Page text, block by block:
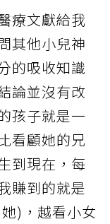
療文獻給我
其他小兒神
的吸收知識
論並沒有改
孩子就是一
看顧她的兄
到現在，每
賺到的就是
)，越看小女